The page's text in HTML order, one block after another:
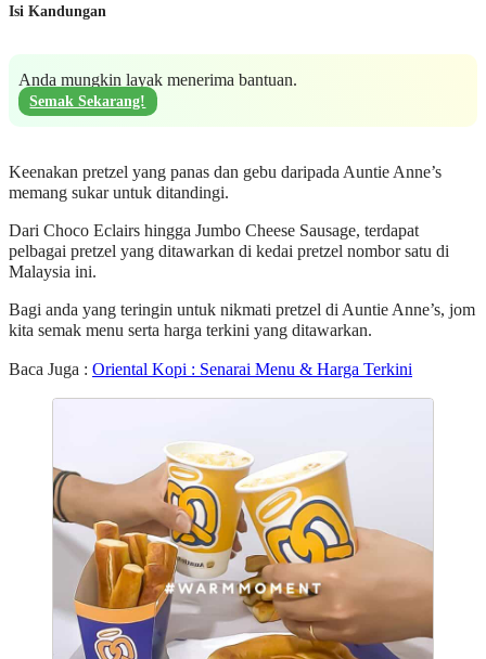
Isi Kandungan
Anda mungkin layak menerima bantuan.
Semak Sekarang!
Keenakan pretzel yang panas dan gebu daripada Auntie Anne’s
memang sukar untuk ditandingi.
Dari Choco Eclairs hingga Jumbo Cheese Sausage, terdapat
pelbagai pretzel yang ditawarkan di kedai pretzel nombor satu di
Malaysia ini.
Bagi anda yang teringin untuk nikmati pretzel di Auntie Anne’s, jom
kita semak menu serta harga terkini yang ditawarkan.
Baca Juga : Oriental Kopi : Senarai Menu & Harga Terkini